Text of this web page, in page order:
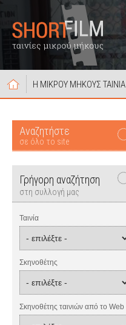
Η ΜΙΚΡΟΥ ΜΗΚΟΥΣ ΤΑΙΝΙΑ
Αναζητήστε
σε όλο το site
Γρήγορη αναζήτηση
στη συλλογή μας
Ταινία
Σκηνοθέτης
Σκηνοθέτης ταινιών από το Web